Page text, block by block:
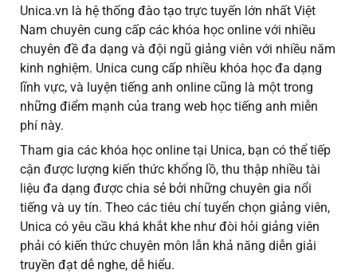
Unica.vn là hệ thống đào tạo trực tuyến lớn nhất Việt
Nam chuyên cung cấp các khóa học online với nhiều
chuyên đề đa dạng và đội ngũ giảng viên với nhiều năm
kinh nghiệm. Unica cung cấp nhiều khóa học đa dạng
lĩnh vực, và luyện tiếng anh online cũng là một trong
những điểm mạnh của trang web học tiếng anh miễn
phí này.
Tham gia các khóa học online tại Unica, bạn có thể tiếp
cận được lượng kiến thức khổng lồ, thu thập nhiều tài
liệu đa dạng được chia sẻ bởi những chuyên gia nổi
tiếng và uy tín. Theo các tiêu chí tuyển chọn giảng viên,
Unica có yêu cầu khá khắt khe như đòi hỏi giảng viên
phải có kiến thức chuyên môn lẫn khả năng diễn giải
truyền đạt dễ nghe, dễ hiểu.